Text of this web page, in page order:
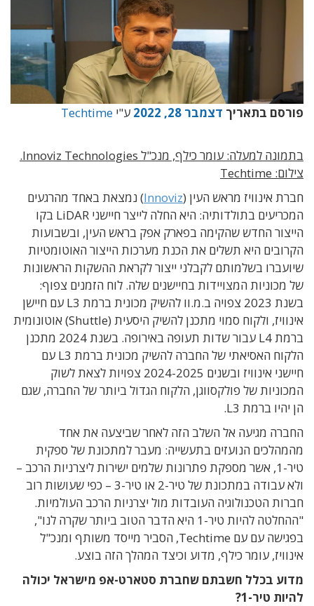
פורסם בתאריך דצמבר 28, 2022 ע"י Techtime
בתמונה למעלה: עומר כילף, מנכ"ל Innoviz Technologies.
צילום: Techtime
חברת אינוויז מראש העין (Innoviz) נמצאת באחד מהרגעים
המכריעים בתולדותיה: היא החלה לייצר חיישני LiDAR בקו
הייצור החדש שהקימה בפארק אפק בראש העין, ובשבועות
הקרובים היא תשלים את הכנת מערכות הייצור האוטומטיות
שיועברו בשלמותם לקבלני ייצור לקראת ההשקות הראשונות
של מכוניות המצויידות בחיישנים שלה. לוח הזמנים צפוף:
בשנת 2023 צפויה ב.מ.וו להשיק מכונית ברמת L3 עם חיישן
אינוויז, ולקוח סמוי מתכנן להשיק היסעית (Shuttle) אוטונומית
ברמת L4 עבור שדות תעופה באירופה. בשנת 2024 מתכנן
הלקוח האסיאתי של החברה להשיק מכונית ברמת L3 עם
חיישני אינוויז ובשנים 2024-2025 צפויות לצאת לשוק
המכוניות של פולקסווגן, הלקוח הגדול ביותר של החברה, שגם
הן יהיו ברמת L3.
החברה מגיעה אל השלב הזה לאחר שביצעה את אחד
מהמהלכים הנועזים בתעשייה: מעבר למתכונת של ספקית
טיר-1, אשר מספקת פתרונות שלמים ישירות ליצרניות הרכב –
ולא עבודה במתכונת של טיר-2 או טיר-3 – כפי שעושות רוב
חברות הטכנולוגיה העובדות מול יצרניות הרכב העולמיות.
"ההחלטה להיות טיר-1 היא הדבר הטוב ביותר שקרה לנו",
בפגישה עם עם Techtime, הסביר מייסד משותף ומנכ"ל
אינוויז, עומר כילף, מדוע וכיצד המהלך הזה בוצע.
מדוע בכלל חשבתם שחברת סטארט-אפ מישראל יכולה
להיות טיר-1?